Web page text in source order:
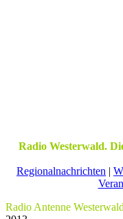
Radio Westerwald.
Regionalnachrichten |
Radio Antenne